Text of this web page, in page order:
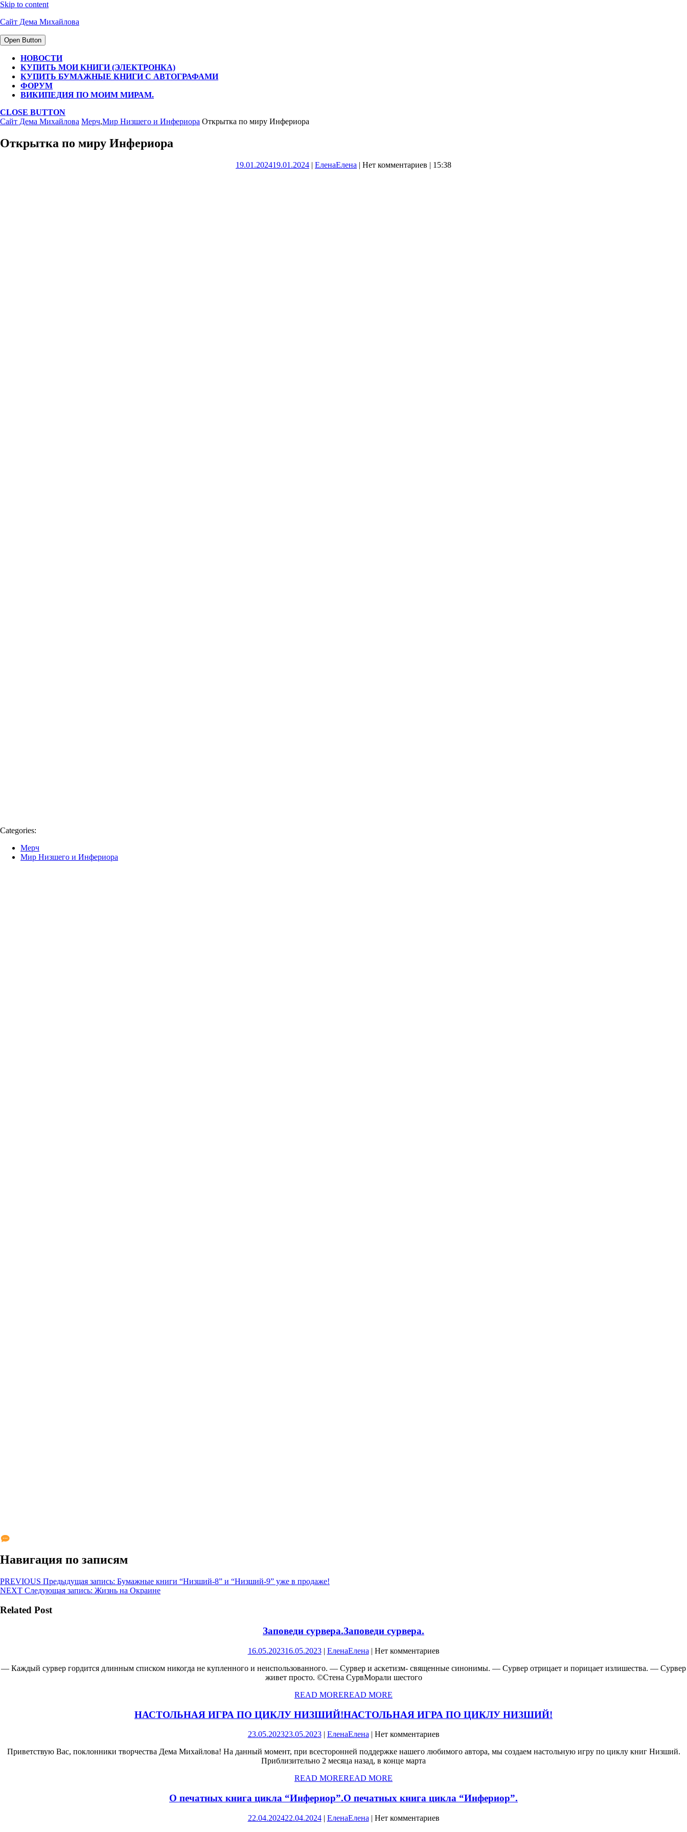
Skip to content
Сайт Дема Михайлова
Open Button
НОВОСТИ
КУПИТЬ МОИ КНИГИ (ЭЛЕКТРОНКА)
КУПИТЬ БУМАЖНЫЕ КНИГИ С АВТОГРАФАМИ
ФОРУМ
ВИКИПЕДИЯ ПО МОИМ МИРАМ.
CLOSE BUTTON
Сайт Дема Михайлова Мерч,Мир Низшего и Инфериора Открытка по миру Инфериора
Открытка по миру Инфериора
19.01.202419.01.2024 | ЕленаЕлена | Нет комментариев | 15:38
Categories:
Мерч
Мир Низшего и Инфериора
Навигация по записям
PREVIOUS Предыдущая запись: Бумажные книги “Низший-8” и “Низший-9” уже в продаже!
NEXT Следующая запись: Жизнь на Окраине
Related Post
Заповеди сурвера.Заповеди сурвера.
16.05.202316.05.2023 | ЕленаЕлена | Нет комментариев
— Каждый сурвер гордится длинным списком никогда не купленного и неиспользованного. — Сурвер и аскетизм- священные синонимы. — Сурвер отрицает и порицает излишества. — Сурвер
живет просто. ©Стена СурвМорали шестого
READ MOREREAD MORE
НАСТОЛЬНАЯ ИГРА ПО ЦИКЛУ НИЗШИЙ!НАСТОЛЬНАЯ ИГРА ПО ЦИКЛУ НИЗШИЙ!
23.05.202323.05.2023 | ЕленаЕлена | Нет комментариев
Приветствую Вас, поклонники творчества Дема Михайлова! На данный момент, при всесторонней поддержке нашего любимого автора, мы создаем настольную игру по циклу книг Низший.
Приблизительно 2 месяца назад, в конце марта
READ MOREREAD MORE
О печатных книга цикла “Инфериор”.О печатных книга цикла “Инфериор”.
22.04.202422.04.2024 | ЕленаЕлена | Нет комментариев